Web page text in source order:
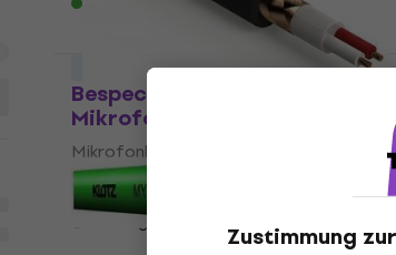
Zustimmung
Bespeco B/BOFORSS
Mikrofonkabel
Mikrofonkabel
4,5/5
1,89 €1,99 €
Auf Lager
Mengenrabatt